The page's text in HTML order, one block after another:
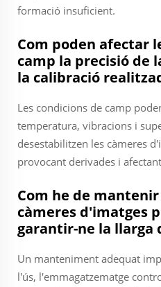
formació insuficient.
Com poden afectar
camp la precisió de
la calibració
Les condicions de camp
temperatura, vibracions i
desestabilitzen les càmeres
provocant derivades i
Com he de
càmeres d'imatges
garantir-ne la llarga
Un manteniment adequat
l'ús, l'emmagatzematge